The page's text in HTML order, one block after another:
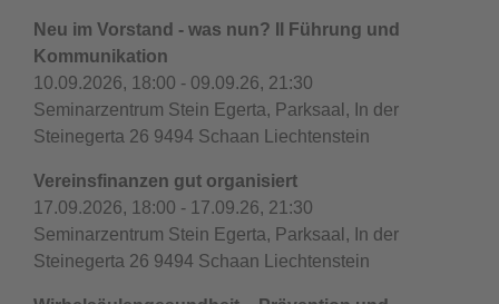
Neu im Vorstand - was nun? II Führung und
Kommunikation
10.09.2026, 18:00 - 09.09.26, 21:30
Seminarzentrum Stein Egerta, Parksaal, In der
Steinegerta 26 9494 Schaan Liechtenstein
Vereinsfinanzen gut organisiert
17.09.2026, 18:00 - 17.09.26, 21:30
Seminarzentrum Stein Egerta, Parksaal, In der
Steinegerta 26 9494 Schaan Liechtenstein